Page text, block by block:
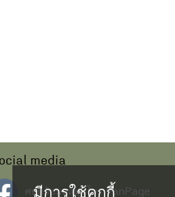
media
ศนย์ข้อมูลสมุนไพร FanPage
มีการใช้คุกกี้